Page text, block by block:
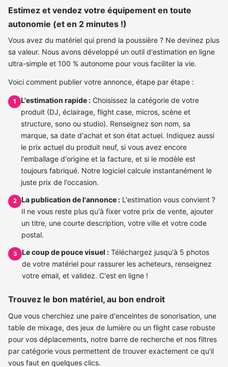
Estimez et vendez votre équipement en toute
autonomie (et en 2 minutes !)
Vous avez du matériel qui prend la poussière ? Ne devinez plus
sa valeur. Nous avons développé un outil d'estimation en ligne
ultra-simple et 100 % autonome pour vous faciliter la vie.
Voici comment publier votre annonce, étape par étape :
1 L'estimation rapide : Choisissez la catégorie de votre
produit (DJ, éclairage, flight case, micros, scène et
structure, sono ou studio). Renseignez son nom, sa
marque, sa date d'achat et son état actuel. Indiquez aussi
le prix actuel du produit neuf, si vous avez encore
l'emballage d'origine et la facture, et si le modèle est
toujours fabriqué. Notre logiciel calcule instantanément le
juste prix de l'occasion.
2 La publication de l'annonce : L'estimation vous convient ?
Il ne vous reste plus qu'à fixer votre prix de vente, ajouter
un titre, une courte description, votre ville et votre code
postal.
3 Le coup de pouce visuel : Téléchargez jusqu'à 5 photos
de votre matériel pour rassurer les acheteurs, renseignez
votre email, et validez. C'est en ligne !
Trouvez le bon matériel, au bon endroit
Que vous cherchiez une paire d'enceintes de sonorisation, une
table de mixage, des jeux de lumière ou un flight case robuste
pour vos déplacements, notre barre de recherche et nos filtres
par catégorie vous permettent de trouver exactement ce qu'il
vous faut en quelques clics.